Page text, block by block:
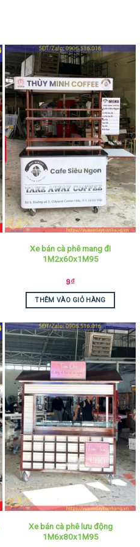
Xe bán cà phê mang đi
1M2x60x1M95
9₫
THÊM VÀO GIỎ HÀNG
Xe bán cà phê lưu động
1M6x80x1M95